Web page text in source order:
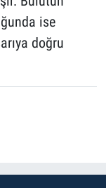
ise
doğru